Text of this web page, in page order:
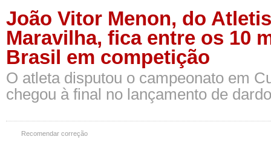
João Vitor Menon, do
Maravilha, fica entre os 10
Brasil em competição
O atleta disputou o campeonato em
chegou à final no lançamento de dardo
Recomendar correção